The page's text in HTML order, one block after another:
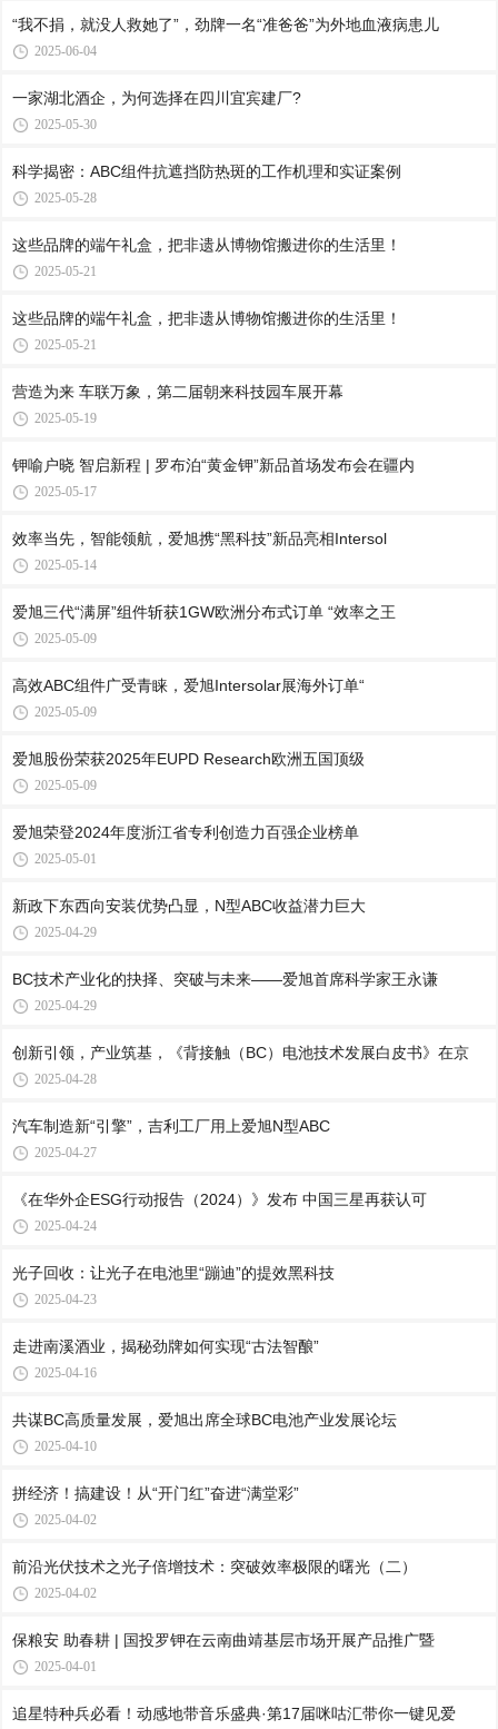
“我不捐，就没人救她了”，劲牌一名“准爸爸”为外地血液病患儿
2025-06-04
一家湖北酒企，为何选择在四川宜宾建厂?
2025-05-30
科学揭密：ABC组件抗遮挡防热斑的工作机理和实证案例
2025-05-28
这些品牌的端午礼盒，把非遗从博物馆搬进你的生活里！
2025-05-21
这些品牌的端午礼盒，把非遗从博物馆搬进你的生活里！
2025-05-21
营造为来 车联万象，第二届朝来科技园车展开幕
2025-05-19
钾喻户晓 智启新程 | 罗布泊“黄金钾”新品首场发布会在疆内
2025-05-17
效率当先，智能领航，爱旭携“黑科技”新品亮相Intersol
2025-05-14
爱旭三代“满屏”组件斩获1GW欧洲分布式订单 “效率之王
2025-05-09
高效ABC组件广受青睐，爱旭Intersolar展海外订单“
2025-05-09
爱旭股份荣获2025年EUPD Research欧洲五国顶级
2025-05-09
爱旭荣登2024年度浙江省专利创造力百强企业榜单
2025-05-01
新政下东西向安装优势凸显，N型ABC收益潜力巨大
2025-04-29
BC技术产业化的抉择、突破与未来——爱旭首席科学家王永谦
2025-04-29
创新引领，产业筑基，《背接触（BC）电池技术发展白皮书》在京
2025-04-28
汽车制造新“引擎”，吉利工厂用上爱旭N型ABC
2025-04-27
《在华外企ESG行动报告（2024）》发布 中国三星再获认可
2025-04-24
光子回收：让光子在电池里“蹦迪”的提效黑科技
2025-04-23
走进南溪酒业，揭秘劲牌如何实现“古法智酿”
2025-04-16
共谋BC高质量发展，爱旭出席全球BC电池产业发展论坛
2025-04-10
拼经济！搞建设！从“开门红”奋进“满堂彩”
2025-04-02
前沿光伏技术之光子倍增技术：突破效率极限的曙光（二）
2025-04-02
保粮安 助春耕 | 国投罗钾在云南曲靖基层市场开展产品推广暨
2025-04-01
追星特种兵必看！动感地带音乐盛典·第17届咪咕汇带你一键见爱